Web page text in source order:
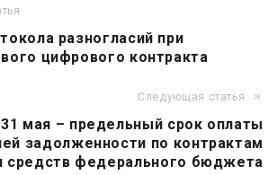
разногласий при
цифрового контракта
Следующая статья
31 мая – предельный срок оплаты
задолженности по контрактам
средств федерального бюджета